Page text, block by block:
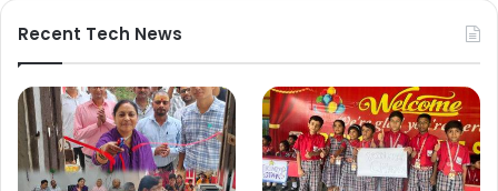
Recent Tech News